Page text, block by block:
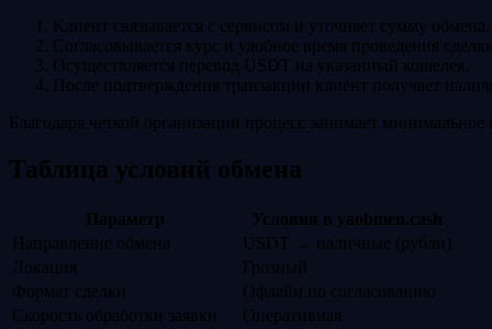
Клиент связывается с сервисом и уточняет сумму обмена.
Согласовывается курс и удобное время проведения
Осуществляется перевод USDT на указанный кошелек.
После подтверждения транзакции клиент получает
Благодаря четкой организации процесс занимает
Таблица условий обмена
Параметр
Условия в yaobmen.cash
Направление обмена
USDT → наличные (рубли)
Локация
Грозный
Формат сделки
Офлайн по согласованию
Скорость обработки заявки
Оперативная